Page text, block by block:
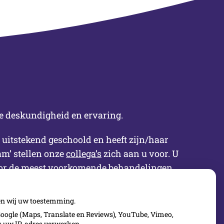
deskundigheid en ervaring.
geschoold en heeft zijn/haar
stellen onzecollega’szich aan u voor. U
de meest voorkomende behandelingen.
wij uw toestemming.
(Maps, Translate en Reviews), YouTube, Vimeo,